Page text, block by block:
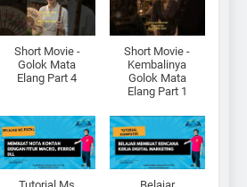
Short Movie -
Golok Mata
Elang Part 4
Short Movie -
Kembalinya
Golok Mata
Elang Part 1